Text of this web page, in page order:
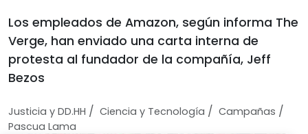
Los empleados de Amazon, según informa The
Verge, han enviado una carta interna de
protesta al fundador de la compañía, Jeff
Bezos
Justicia y DD.HH / Ciencia y Tecnologí­a / Campañas /
Pascua Lama